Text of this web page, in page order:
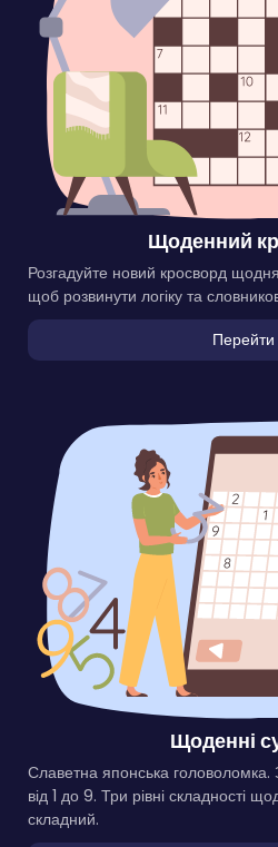
Щоденний
Розгадуйте новий кросворд
щоб розвинути логіку та
Перейти
Щоденні
Славетна японська головоломка.
від 1 до 9. Три рівні складності
складний.